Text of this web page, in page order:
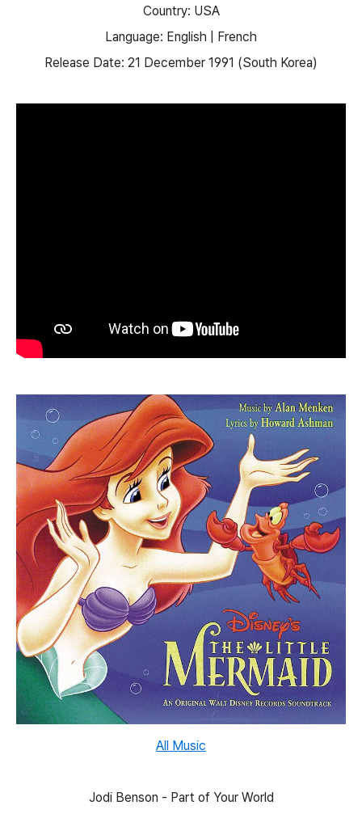
Country: USA
Language: English | French
Release Date: 21 December 1991 (South Korea)
All Music
Jodi Benson - Part of Your World